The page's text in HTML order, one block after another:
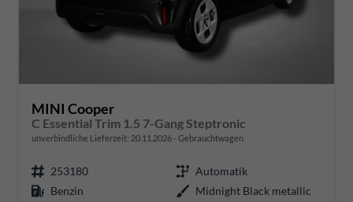
MINI Cooper
C Essential Trim 1.5 7-Gang Steptronic
unverbindliche Lieferzeit: 20.11.2026 Gebrauchtwagen
253180
Automatik
Benzin
Midnight Black metallic